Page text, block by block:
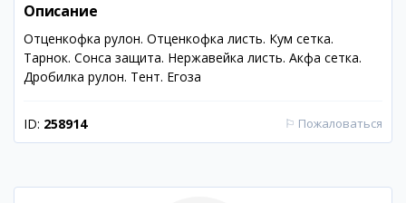
Описание
Отценкофка рулон. Отценкофка листь. Кум сетка.
Тарнок. Сонса защита. Нержавейка листь. Акфа сетка.
Дробилка рулон. Тент. Егоза
ID: 258914 ⚐ Пожаловаться